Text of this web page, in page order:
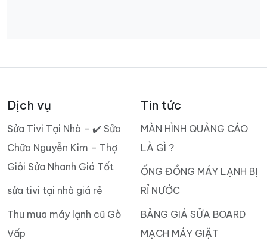
Dịch vụ
Sửa Tivi Tại Nhà – ✔️ Sửa
Chữa Nguyễn Kim – Thợ
Giỏi Sửa Nhanh Giá Tốt
sửa tivi tại nhà giá rẻ
Thu mua máy lạnh cũ Gò
Vấp
Tin tức
MÀN HÌNH QUẢNG CÁO
LÀ GÌ ?
ỐNG ĐỒNG MÁY LẠNH BỊ
RỈ NƯỚC
BẢNG GIÁ SỬA BOARD
MẠCH MÁY GIẶT